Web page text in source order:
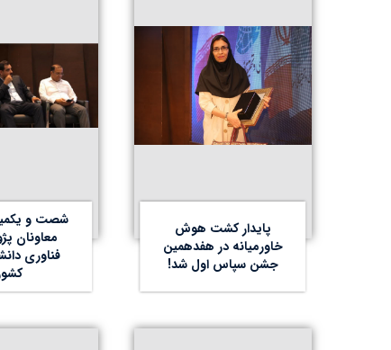
پایدار کشت هوش
خاورمیانه در هفدهمین
جشن سپاس اول شد!
شصت و
معاونان
فناوری